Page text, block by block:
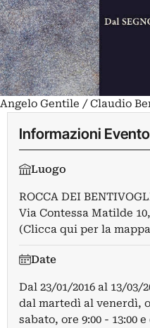
Angelo Gentile / Claudio
Informazioni Evento
Luogo
ROCCA DEI
Via Contessa Matilde
(Clicca qui per la
Date
Dal 23/01/2016 al 13/03/
dal martedì al venerdì,
sabato, ore 9:00 - 13:00 e